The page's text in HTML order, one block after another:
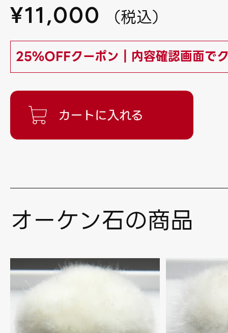
¥11,000 （税込）
25%OFFクーポン｜内容確認画面で
オーケン石の商品